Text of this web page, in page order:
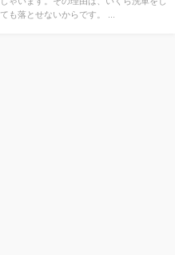
ても落とせないからです。 ...